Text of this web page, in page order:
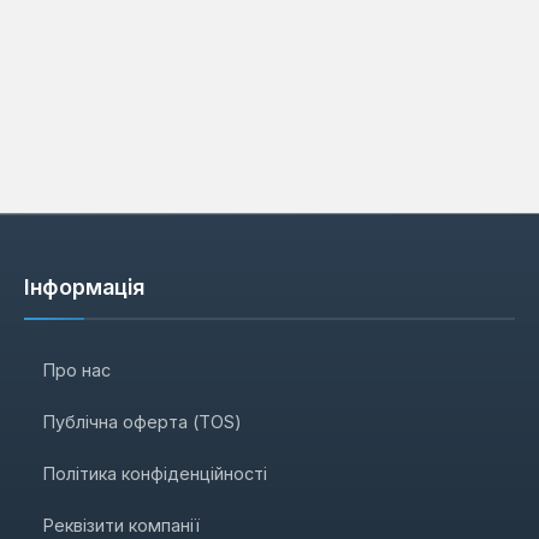
Інформація
Про нас
Публічна оферта (TOS)
Політика конфіденційності
Реквізити компанії